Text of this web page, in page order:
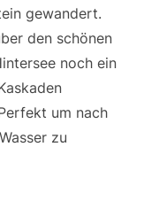
gewandert.
den schönen
noch ein
um nach
zu